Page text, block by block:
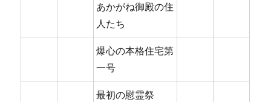
あかがね御殿の住
人たち
爆心の本格住宅第
一号
最初の慰霊祭